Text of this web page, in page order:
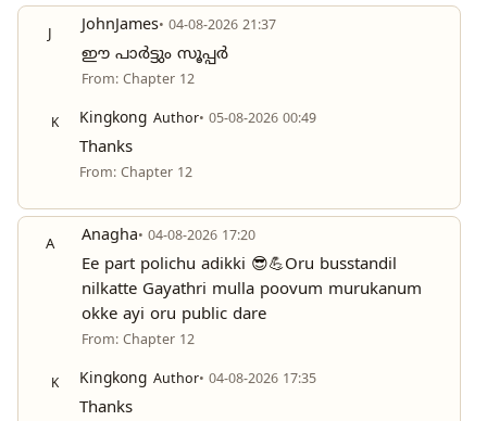
JohnJames• 04-08-2026 21:37
ഈ പാർട്ടും സൂപ്പർ
From: Chapter 12
K Kingkong Author• 05-08-2026 00:49
Thanks
From: Chapter 12
A Anagha• 04-08-2026 17:20
Ee part polichu adikki 😎💪Oru busstandil
nilkatte Gayathri mulla poovum murukanum
okke ayi oru public dare
From: Chapter 12
K Kingkong Author• 04-08-2026 17:35
Thanks